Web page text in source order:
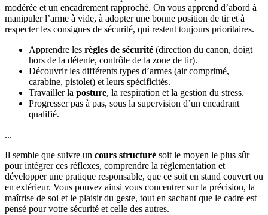
modérée et un encadrement rapproché. On vous apprend d’abord à
manipuler l’arme à vide, à adopter une bonne position de tir et à
respecter les consignes de sécurité, qui restent toujours prioritaires.
Apprendre les règles de sécurité (direction du canon, doigt
hors de la détente, contrôle de la zone de tir).
Découvrir les différents types d’armes (air comprimé,
carabine, pistolet) et leurs spécificités.
Travailler la posture, la respiration et la gestion du stress.
Progresser pas à pas, sous la supervision d’un encadrant
qualifié.
...
Il semble que suivre un cours structuré soit le moyen le plus sûr
pour intégrer ces réflexes, comprendre la réglementation et
développer une pratique responsable, que ce soit en stand couvert ou
en extérieur. Vous pouvez ainsi vous concentrer sur la précision, la
maîtrise de soi et le plaisir du geste, tout en sachant que le cadre est
pensé pour votre sécurité et celle des autres.